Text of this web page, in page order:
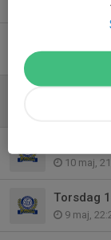
26 maj,
10 maj,
9 maj,